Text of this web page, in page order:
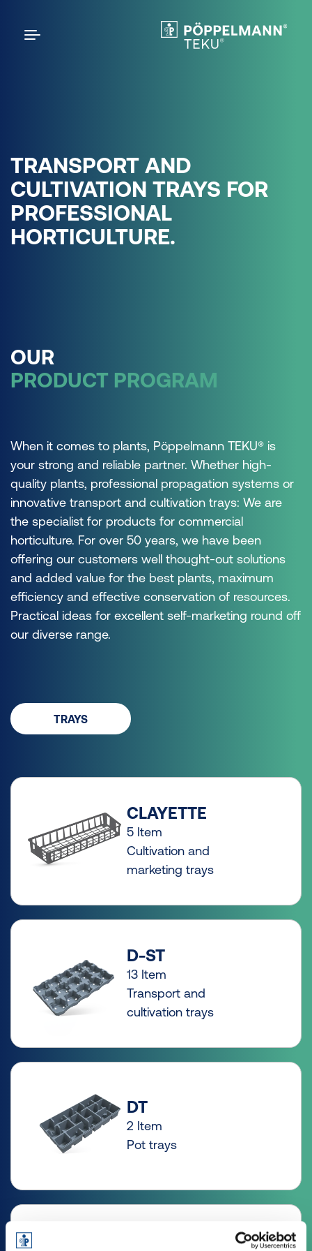
TRANSPORT AND
CULTIVATION TRAYS FOR
PROFESSIONAL
HORTICULTURE.
OUR
PRODUCT PROGRAM
When it comes to plants, Pöppelmann TEKU® is
your strong and reliable partner. Whether high-
quality plants, professional propagation systems or
innovative transport and cultivation trays: We are
the specialist for products for commercial
horticulture. For over 50 years, we have been
offering our customers well thought-out solutions
and added value for the best plants, maximum
efficiency and effective conservation of resources.
Practical ideas for excellent self-marketing round off
our diverse range.
TRAYS
CLAYETTE
5 Item
Cultivation and
marketing trays
D-ST
13 Item
Transport and
cultivation trays
DT
2 Item
Pot trays